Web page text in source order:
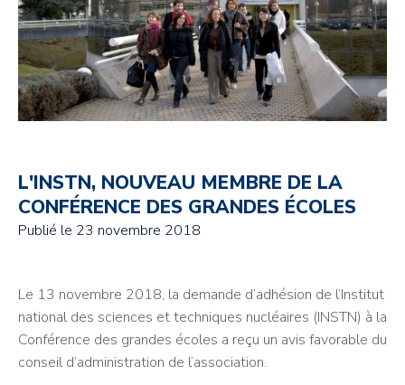
L'INSTN, NOUVEAU MEMBRE DE LA
CONFÉRENCE DES GRANDES ÉCOLES
Publié le 23 novembre 2018
Le 13 novembre 2018, la demande d’adhésion de l’Institut
national des sciences et techniques nucléaires (INSTN) à la
Conférence des grandes écoles a reçu un avis favorable du
conseil d’administration de l’association.